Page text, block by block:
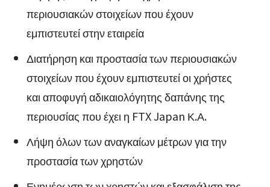
περιουσιακών στοιχείων που έχουν
εμπιστευτεί στην εταιρεία
Διατήρηση και προστασία των περιουσιακών
στοιχείων που έχουν εμπιστευτεί οι χρήστες
και αποφυγή αδικαιολόγητης δαπάνης της
περιουσίας που έχει η FTX Japan Κ.Α.
Λήψη όλων των αναγκαίων μέτρων για την
προστασία των χρηστών